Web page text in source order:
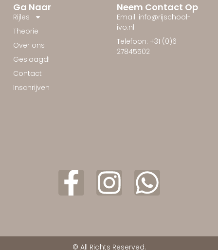
Ga Naar
Rijles
Theorie
Over ons
Geslaagd!
Contact
Inschrijven
Neem Contact Op
Email: info@rijschool-
ivo.nl
Telefoon: +31 (0)6
27845502
© All Rights Reserved.